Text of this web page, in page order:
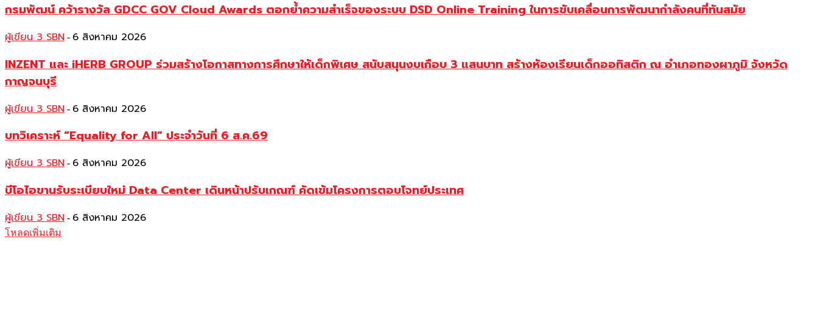
กรมพัฒน์ คว้ารางวัล GDCC GOV Cloud Awards ตอกย้ำความสำเร็จของระบบ DSD Online Training ในการขับเคลื่อนการพัฒนากำลังคนที่ทันสมัย
ผู้เขียน 3 SBN - 6 สิงหาคม 2026
INZENT และ iHERB GROUP ร่วมสร้างโอกาสทางการศึกษาให้เด็กพิเศษ สนับสนุนงบเกือบ 3 แสนบาท สร้างห้องเรียนเด็กออทิสติก ณ อำเภอทองผาภูมิ จังหวัด
กาญจนบุรี
ผู้เขียน 3 SBN - 6 สิงหาคม 2026
บทวิเคราะห์ “Equality for All” ประจำวันที่ 6 ส.ค.69
ผู้เขียน 3 SBN - 6 สิงหาคม 2026
บีโอไอขานรับระเบียบใหม่ Data Center เดินหน้าปรับเกณฑ์ คัดเข้มโครงการตอบโจทย์ประเทศ
ผู้เขียน 3 SBN - 6 สิงหาคม 2026
โหลดเพิ่มเติม